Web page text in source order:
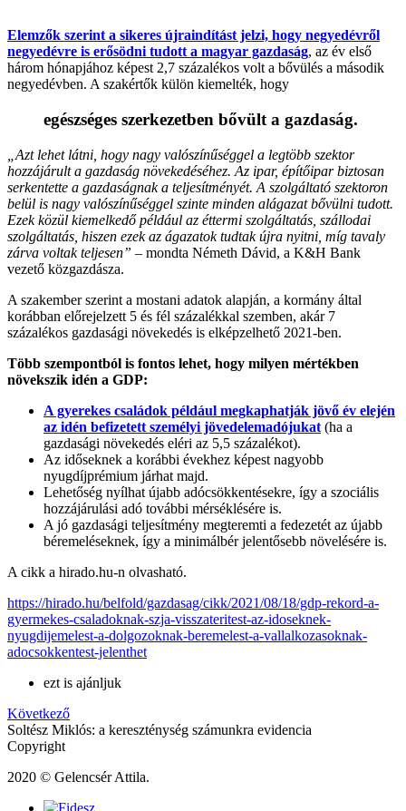
Elemzők szerint a sikeres újraindítást jelzi, hogy negyedévről
negyedévre is erősödni tudott a magyar gazdaság, az év első
három hónapjához képest 2,7 százalékos volt a bővülés a második
negyedévben. A szakértők külön kiemelték, hogy
egészséges szerkezetben bővült a gazdaság.
„Azt lehet látni, hogy nagy valószínűséggel a legtöbb szektor
hozzájárult a gazdaság növekedéséhez. Az ipar, építőipar biztosan
serkentette a gazdaságnak a teljesítményét. A szolgáltató szektoron
belül is nagy valószínűséggel szinte minden alágazat bővülni tudott.
Ezek közül kiemelkedő például az éttermi szolgáltatás, szállodai
szolgáltatás, hiszen ezek az ágazatok tudtak újra nyitni, míg tavaly
zárva voltak teljesen” – mondta Németh Dávid, a K&H Bank
vezető közgazdásza.
A szakember szerint a mostani adatok alapján, a kormány által
korábban előrejelzett 5 és fél százalékkal szemben, akár 7
százalékos gazdasági növekedés is elképzelhető 2021-ben.
Több szempontból is fontos lehet, hogy milyen mértékben
növekszik idén a GDP:
A gyerekes családok például megkaphatják jövő év elején
az idén befizetett személyi jövedelemadójukat (ha a
gazdasági növekedés eléri az 5,5 százalékot).
Az időseknek a korábbi évekhez képest nagyobb
nyugdíjprémium járhat majd.
Lehetőség nyílhat újabb adócsökkentésekre, így a szociális
hozzájárulási adó további mérséklésére is.
A jó gazdasági teljesítmény megteremti a fedezetét az újabb
béremeléseknek, így a minimálbér jelentősebb növelésére is.
A cikk a hirado.hu-n olvasható.
https://hirado.hu/belfold/gazdasag/cikk/2021/08/18/gdp-rekord-a-
gyermekes-csaladoknak-szja-visszateritest-az-idoseknek-
nyugdijemelest-a-dolgozoknak-beremelest-a-vallalkozasoknak-
adocsokkentest-jelenthet
ezt is ajánljuk
Következő
Soltész Miklós: a kereszténység számunkra evidencia
Copyright
2020 © Gelencsér Attila.